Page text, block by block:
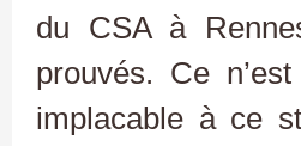
du CSA à
prouvés. Ce
implacable à ce